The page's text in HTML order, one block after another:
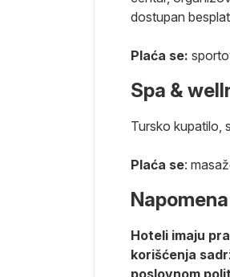
dostupan
Plaća se:
Spa &
Tursko kupatilo,
Plaća se:
Napomena
Hoteli imaju
korišćenja
poslovnom